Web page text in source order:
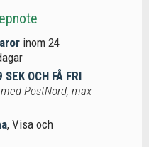
inom 24
OCH FÅ FRI
PostNord, max
, Visa och